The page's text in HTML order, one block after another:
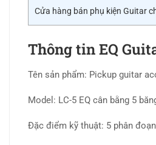
Cửa hàng bán phụ kiện Guitar
Thông tin EQ
Tên sản phẩm: Pickup guitar
Model: LC-5 EQ cân bằng 5
Đặc điểm kỹ thuật: 5 phân